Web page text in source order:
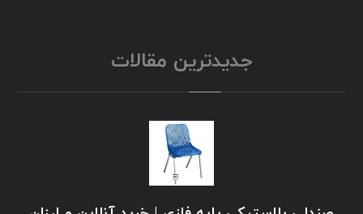
جدیدترین مقالات